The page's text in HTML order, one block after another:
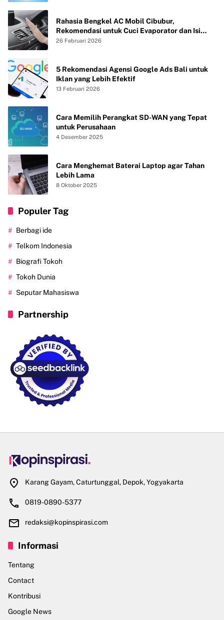
Rahasia Bengkel AC Mobil Cibubur,
Rekomendasi untuk Cuci Evaporator dan Isi
Freon agar AC Mobil Dingin Maksimal Tanpa
26 Februari 2026
5 Rekomendasi Agensi Google Ads Bali untuk
Iklan yang Lebih Efektif
13 Februari 2026
Cara Memilih Perangkat SD-WAN yang Tepat
untuk Perusahaan
4 Desember 2025
Cara Menghemat Baterai Laptop agar Tahan
Lebih Lama
8 Oktober 2025
Populer Tag
Berbagi ide
Telkom Indonesia
Biografi Tokoh
Tokoh Dunia
Seputar Mahasiswa
Partnership
Karang Gayam, Caturtunggal, Depok, Yogyakarta
0819-0890-5377
redaksi@kopinspirasi.com
Informasi
Tentang
Contact
Kontribusi
Google News